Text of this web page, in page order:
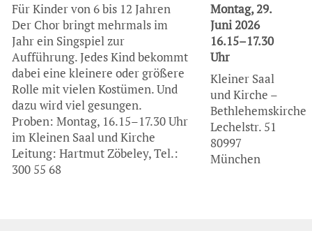
Für Kinder von 6 bis 12 Jahren
Der Chor bringt mehrmals im
Jahr ein Singspiel zur
Aufführung. Jedes Kind bekommt
dabei eine kleinere oder größere
Rolle mit vielen Kostümen. Und
dazu wird viel gesungen.
Proben: Montag, 16.15–17.30 Uhr
im Kleinen Saal und Kirche
Leitung: Hartmut Zöbeley, Tel.:
300 55 68
Montag, 29.
Juni 2026
16.15–17.30
Uhr
Kleiner Saal
und Kirche –
Bethlehemskirche
Lechelstr. 51
80997
München